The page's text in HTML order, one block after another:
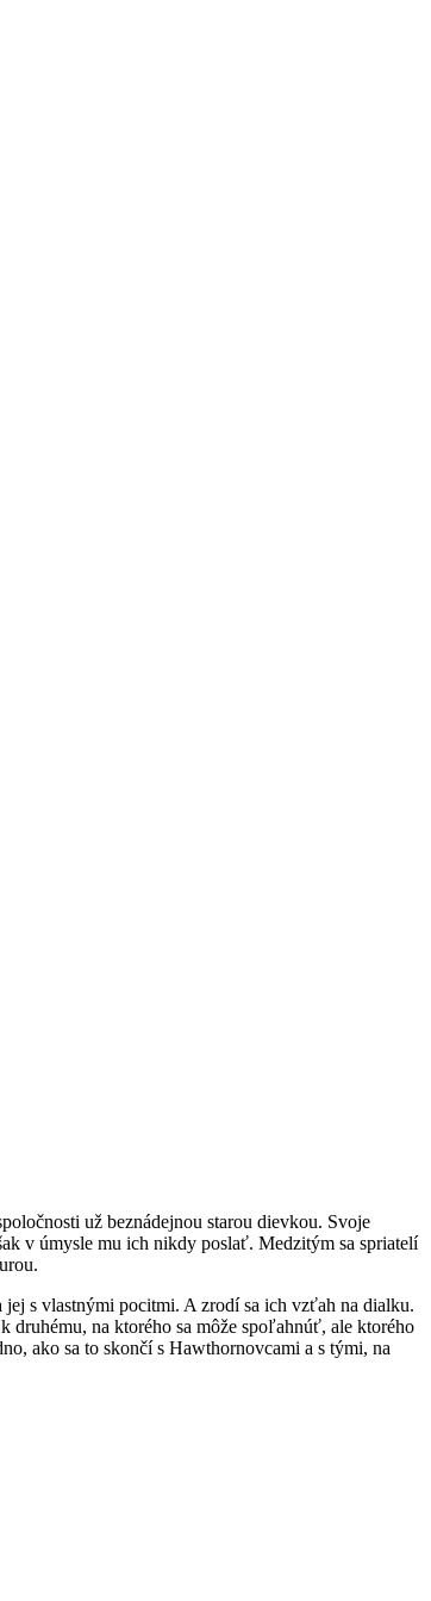
už beznádejnou starou dievkou. Svoje
v úmysle mu ich nikdy poslať. Medzitým sa spriatelí
s vlastnými pocitmi. A zrodí sa ich vzťah na dialku.
druhému, na ktorého sa môže spoľahnúť, ale ktorého
ako sa to skončí s Hawthornovcami a s tými, na